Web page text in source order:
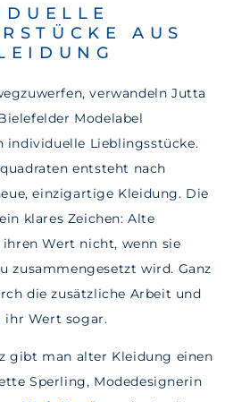
AUS
verwandeln Jutta
Modelabel
individuelle Lieblingsstücke.
entsteht nach
einzigartige Kleidung. Die
klares Zeichen: Alte
Wert nicht, wenn sie
zusammengesetzt wird. Ganz
die zusätzliche Arbeit und
Wert sogar.
gibt man alter Kleidung einen
Sperling, Modedesignerin